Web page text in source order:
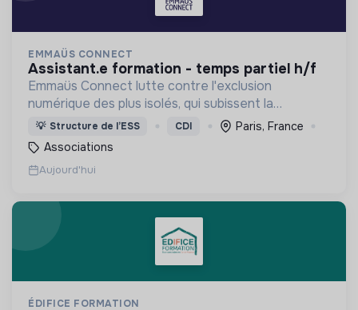
EMMAÜS CONNECT
assistant.e formation - temps partiel h/f
Emmaüs Connect lutte contre l'exclusion
numérique des plus isolés, qui subissent la
dématérialisation de la plupart des services du
quotidien.
💡 Structure de l’ESS CDI
Paris, France
Associations
Aujourd'hui
ÉDIFICE FORMATION